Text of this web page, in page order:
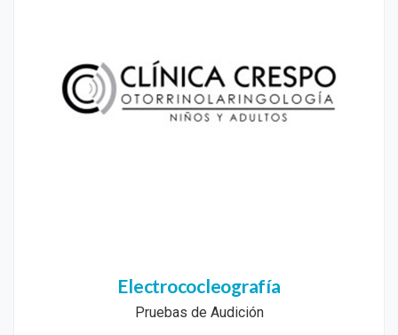
Electrococleografía
Pruebas de Audición